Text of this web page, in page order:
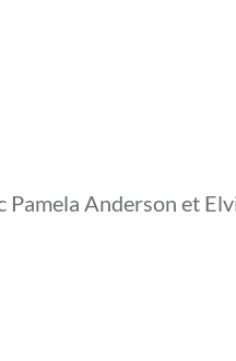
Pamela Anderson et